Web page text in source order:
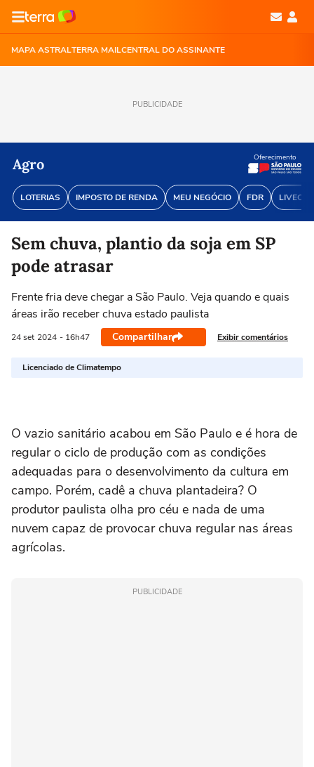
MAPA ASTRALTERRA MAILCENTRAL DO ASSINANTE
PUBLICIDADE
Agro
LOTERIAS IMPOSTO DE RENDA MEU NEGÓCIO FDR
Oferecimento
Sem chuva, plantio da soja em SP
pode atrasar
Frente fria deve chegar a São Paulo. Veja quando e quais
áreas irão receber chuva estado paulista
24 set 2024 - 16h47 Compartilhar Exibir comentários
Licenciado de Climatempo
O vazio sanitário acabou em São Paulo e é hora de
regular o ciclo de produção com as condições
adequadas para o desenvolvimento da cultura em
campo. Porém, cadê a chuva plantadeira? O
produtor paulista olha pro céu e nada de uma
nuvem capaz de provocar chuva regular nas áreas
agrícolas.
PUBLICIDADE